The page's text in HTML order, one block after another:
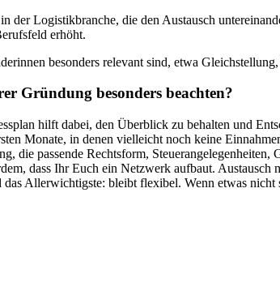
Logistikbranche, die den Austausch
erhöht.
besonders relevant sind, etwa
Gründung besonders beachten?
hilft dabei, den Überblick zu behalten und
Monate, in denen vielleicht noch keine
passende Rechtsform,
dass Ihr Euch ein Netzwerk aufbaut.
Allerwichtigste: bleibt flexibel. Wenn etwas nicht